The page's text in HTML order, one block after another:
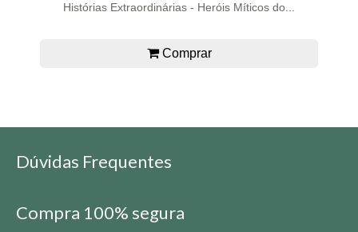
Histórias Extraordinárias - Heróis Míticos do...
Comprar
Dúvidas Frequentes
Compra 100% segura